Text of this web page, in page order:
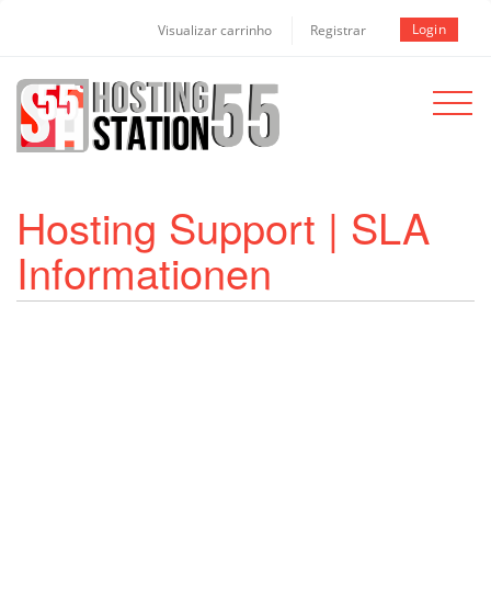
Visualizar carrinho Registrar Login
Toggle
Hosting Support | SLA
Informationen